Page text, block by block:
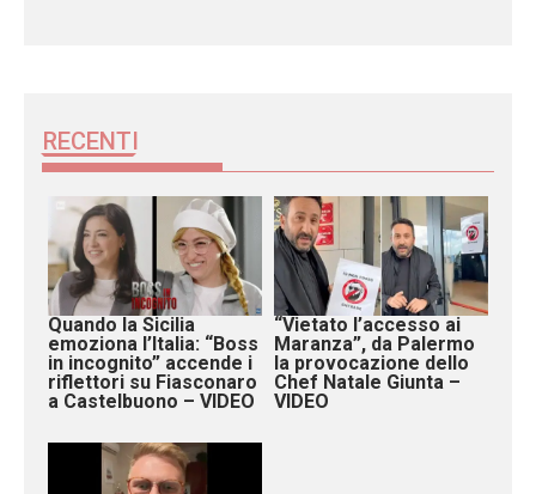
RECENTI
Quando la Sicilia
emoziona l’Italia: “Boss
in incognito” accende i
riflettori su Fiasconaro
a Castelbuono – VIDEO
“Vietato l’accesso ai
Maranza”, da Palermo
la provocazione dello
Chef Natale Giunta –
VIDEO